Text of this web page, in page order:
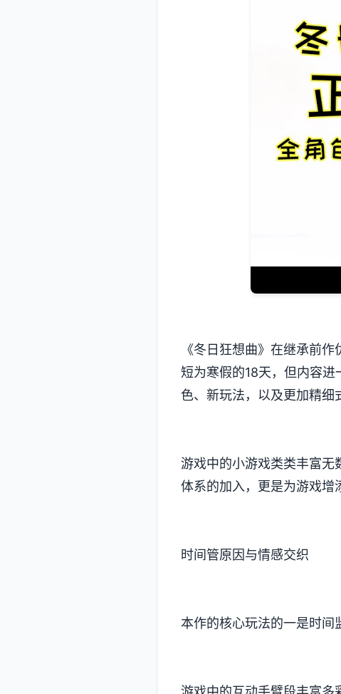
《冬日狂想曲》在继承前
短为寒假的18天，但内容
色、新玩法​​，以及更加精细
游戏中的小游戏类类丰富
体系的加入​​，更是为游戏增
时间管原因与情感交织
本作的核心玩法的一是时